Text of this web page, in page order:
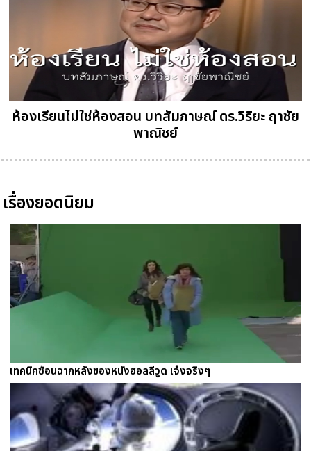
ห้องเรียนไม่ใช่ห้องสอน บทสัมภาษณ์ ดร.วิริยะ ฤาชัย
พาณิชย์
เรื่องยอดนิยม
เทคนิคซ้อนฉากหลังของหนังฮอลลีวูด เจ๋งจริงๆ